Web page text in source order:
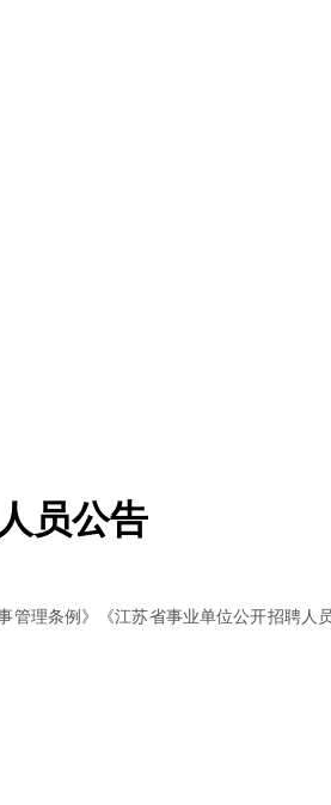
员公告
理条例》《江苏省事业单位公开招聘